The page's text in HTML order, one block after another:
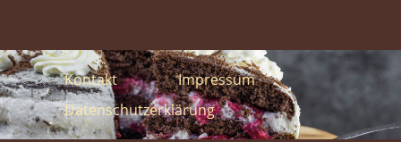
Kontakt
Impressum
Datenschutzerklärung